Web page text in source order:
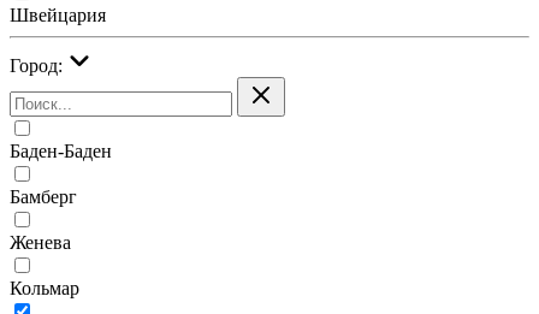
Швейцария
Город:
Баден-Баден
Бамберг
Женева
Кольмар